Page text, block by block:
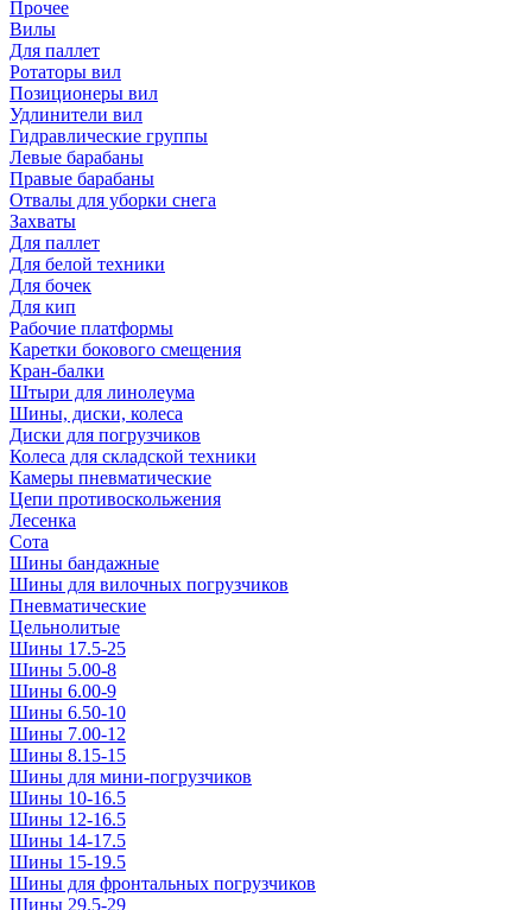
Прочее
Вилы
Для паллет
Ротаторы вил
Позиционеры вил
Удлинители вил
Гидравлические группы
Левые барабаны
Правые барабаны
Отвалы для уборки снега
Захваты
Для паллет
Для белой техники
Для бочек
Для кип
Рабочие платформы
Каретки бокового смещения
Кран-балки
Штыри для линолеума
Шины, диски, колеса
Диски для погрузчиков
Колеса для складской техники
Камеры пневматические
Цепи противоскольжения
Лесенка
Сота
Шины бандажные
Шины для вилочных погрузчиков
Пневматические
Цельнолитые
Шины 17.5-25
Шины 5.00-8
Шины 6.00-9
Шины 6.50-10
Шины 7.00-12
Шины 8.15-15
Шины для мини-погрузчиков
Шины 10-16.5
Шины 12-16.5
Шины 14-17.5
Шины 15-19.5
Шины для фронтальных погрузчиков
Шины 29.5-29